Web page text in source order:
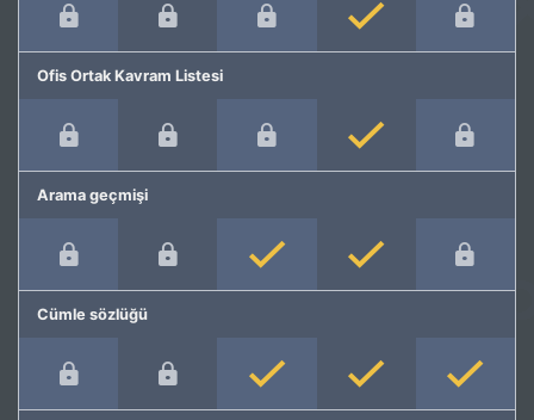
Ofis Ortak Kavram Listesi
Arama geçmişi
Cümle sözlüğü